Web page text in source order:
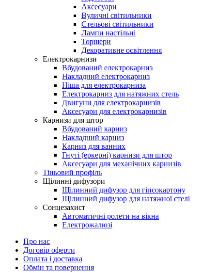
Аксесуари
Вуличні світильники
Стельові світильники
Лампи настільні
Торшери
Декоративне освітлення
Електрокарнизи
Вбудований електрокарниз
Накладний електрокарниз
Ніша для електрокарниза
Електрокарниз для натяжних стель
Двигуни для електрокарнизів
Аксесуари для електрокарнизів
Карнизи для штор
Вбудований карниз
Накладний карниз
Карниз для ванних
Гнуті (еркерні) карнизи для штор
Аксесуари для механічних карнизів
Тіньовий профіль
Щілинні дифузори
Щілинний дифузор для гіпсокартону
Щілинний дифузор для натяжної стелі
Сонцезахист
Автоматичні ролети на вікна
Електрожалюзі
Про нас
Договір оферти
Оплата і доставка
Обмін та повернення